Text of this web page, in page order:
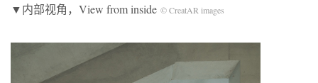
▼内部视角，View from inside © CreatAR images